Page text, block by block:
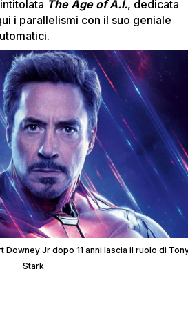
intitolata The Age of A.I., dedicata
i parallelismi con il suo geniale
Downey Jr dopo 11 anni lascia il ruolo di
Stark